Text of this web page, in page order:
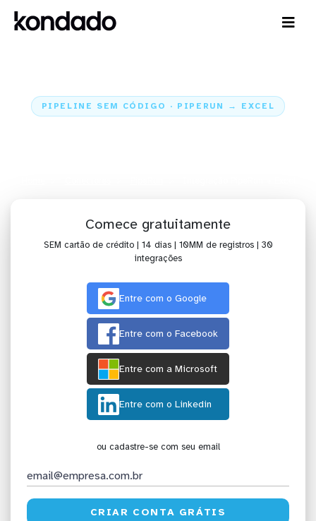
PIPELINE SEM CÓDIGO · PIPERUN → EXCEL
Comece gratuitamente
SEM cartão de crédito | 14 dias | 10MM de registros | 30
integrações
Entre com o Google
Entre com o Facebook
Entre com a Microsoft
Entre com o Linkedin
ou cadastre-se com seu email